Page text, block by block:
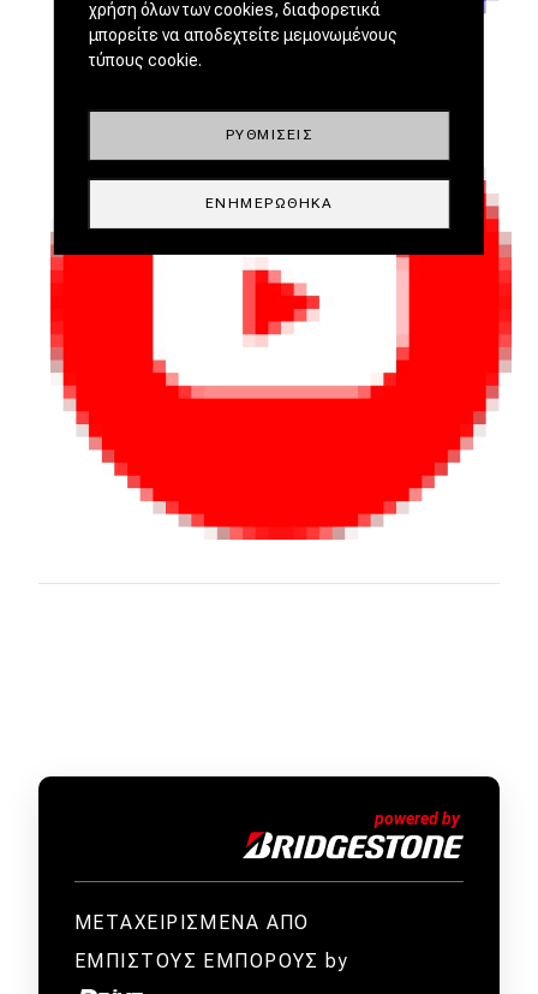
ΜΕΤΑΧΕΙΡΙΣΜΕΝΑ ΑΠΟ
ΕΜΠΙΣΤΟΥΣ ΕΜΠΟΡΟΥΣ by
χρήση όλων των cookies, διαφορετικά
μπορείτε να αποδεχτείτε μεμονωμένους
τύπους cookie.
ΡΥΘΜΊΣΕΙΣ
ΕΝΗΜΕΡΏΘΗΚΑ